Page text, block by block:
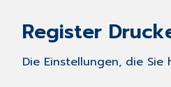
Register
Die Einstellungen, die